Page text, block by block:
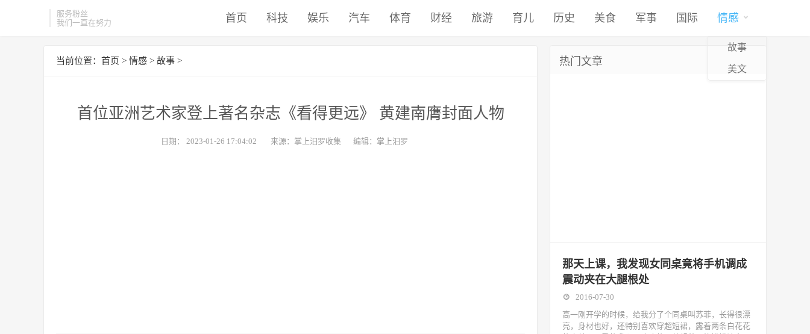
服务粉丝
我们一直在努力
首页 科技 娱乐 汽车 体育 财经 旅游 育儿 历史 美食 军事 国际 情感
故事
美文
当前位置： 首页 > 情感 > 故事 >
首位亚洲艺术家登上著名杂志《看得更远》 黄建南膺封面人物
日期： 2023-01-26 17:04:02 来源：掌上汨罗收集 编辑：掌上汨罗
热门文章
那天上课，我发现女同桌竟将手机调成
震动夹在大腿根处
2016-07-30
高一刚开学的时候，给我分了个同桌叫苏菲，长得很漂
亮，身材也好，还特别喜欢穿超短裙，露着两条白花花